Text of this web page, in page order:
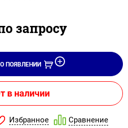
запросу
ПОЯВЛЕНИИ
в наличии
Избранное Сравнение